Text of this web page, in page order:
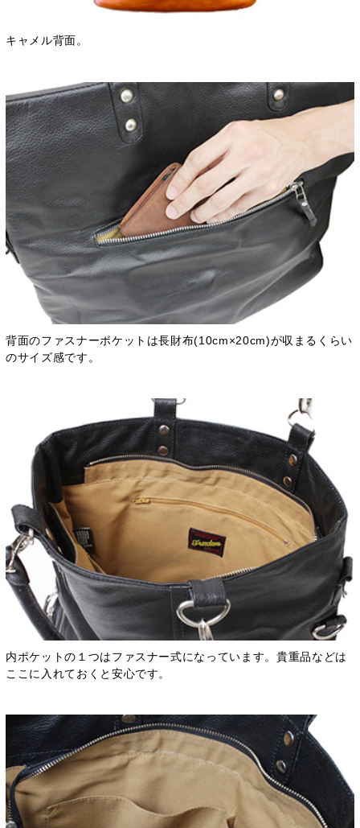
キャメル背面。
背面のファスナーポケットは長財布(10cm×20cm)が収まるくらい
のサイズ感です。
内ポケットの１つはファスナー式になっています。貴重品などは
ここに入れておくと安心です。